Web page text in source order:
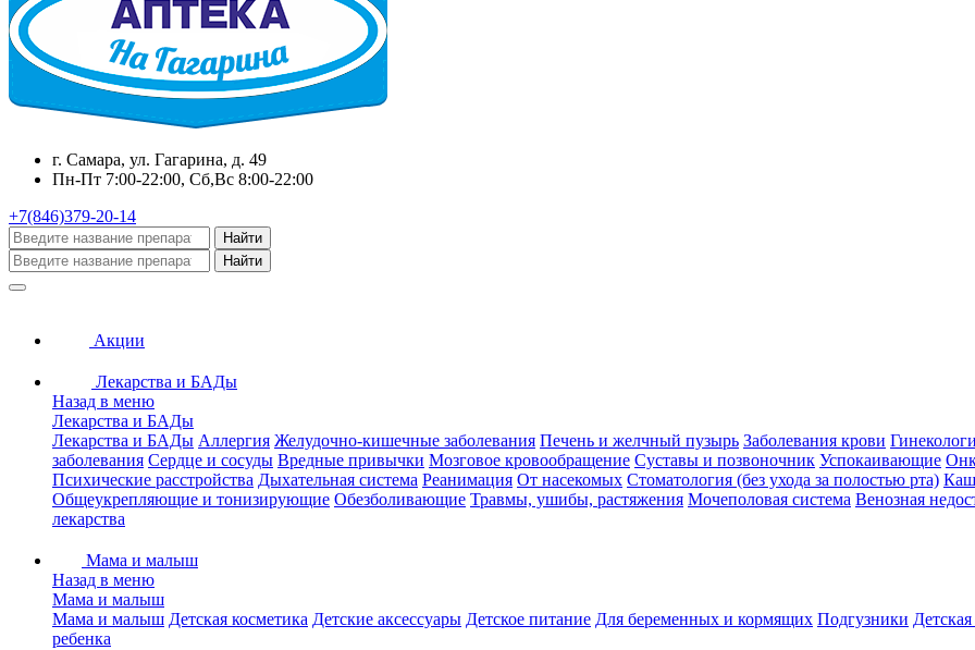
г. Самара, ул. Гагарина, д. 49
Пн-Пт 7:00-22:00, Сб,Вс 8:00-22:00
+7(846)379-20-14
Найти
Найти
Акции
Лекарства и БАДы
Назад в меню
Лекарства и БАДы
Лекарства и БАДы Аллергия Желудочно-кишечные заболевания Печень и желчный пузырь Заболевания крови
заболевания Сердце и сосуды Вредные привычки Мозговое кровообращение Суставы и позвоночник Успокаивающие
Психические расстройства Дыхательная система Реанимация От насекомых Стоматология (без ухода за полостью рта)
Общеукрепляющие и тонизирующие Обезболивающие Травмы, ушибы, растяжения Мочеполовая система Венозная
лекарства
Мама и малыш
Назад в меню
Мама и малыш
Мама и малыш Детская косметика Детские аксессуары Детское питание Для беременных и кормящих Подгузники
ребенка